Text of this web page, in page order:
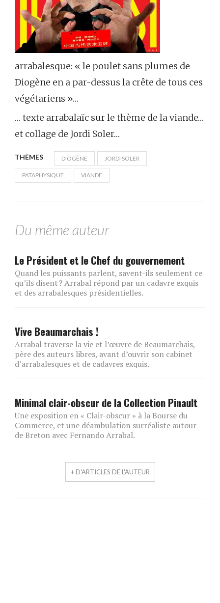
arrabalesque: « le poulet sans plumes de
Diogène en a par-dessus la crête de tous ces
végétariens »…
… texte arrabalaïc sur le thème de la viande…
et collage de Jordi Soler…
THÈMES DIOGÈNE JORDI SOLER
PATAPHYSIQUE VIANDE
Du même auteur
Le Président et le Chef du gouvernement
Quand les puissants parlent, savent-ils seulement ce
qu’ils disent ? Arrabal répond par un cadavre exquis
et des arrabalesques présidentielles.
Vive Beaumarchais !
Arrabal traverse la vie et l’œuvre de Beaumarchais,
père des auteurs libres, avant d’ouvrir son cabinet
d’arrabalesques et de cadavres exquis.
Minimal clair-obscur de la Collection Pinault
Une exposition en « Clair-obscur » à la Bourse du
Commerce, et une déambulation surréaliste autour
de Breton avec Fernando Arrabal.
+ D'ARTICLES DE L'AUTEUR